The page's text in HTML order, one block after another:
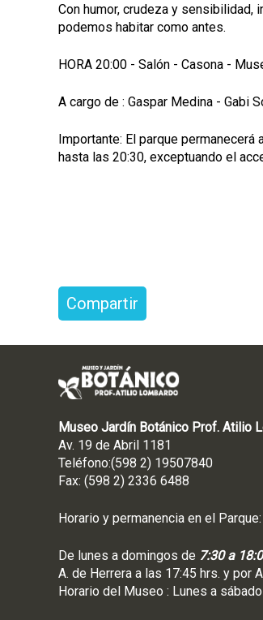
Con humor, crudeza y sensibilidad,
podemos habitar como antes.
HORA 20:00 - Salón - Casona -
A cargo de : Gaspar Medina - Gabi
Importante: El parque
hasta las 20:30, exceptuando el
Compartir
Museo Jardín Botánico Prof. Atilio
Av. 19 de Abril 1181
Teléfono:(598 2) 19507840
Fax: (598 2) 2336 6488
Horario y permanencia en el Parque:
De lunes a domingos de 7:30 a
A. de Herrera a las 17:45 hrs. y por
Horario del Museo : Lunes a